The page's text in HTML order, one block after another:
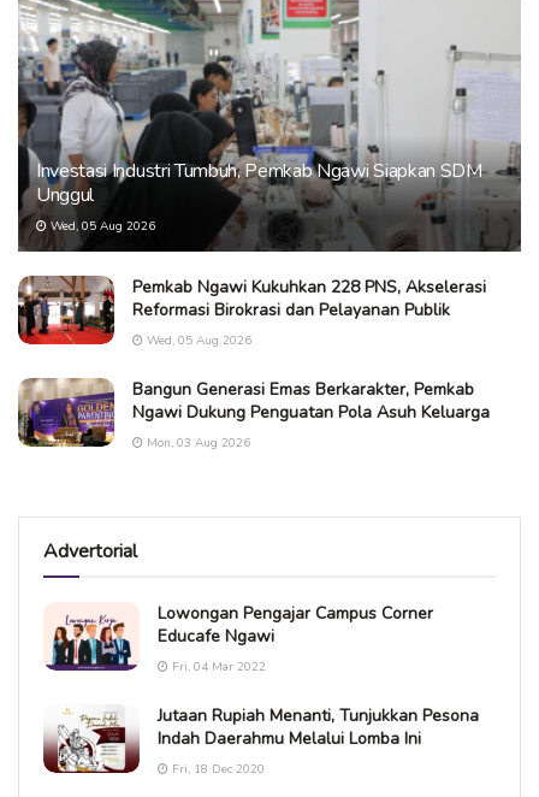
Investasi Industri Tumbuh, Pemkab Ngawi Siapkan SDM
Unggul
Wed, 05 Aug 2026
Pemkab Ngawi Kukuhkan 228 PNS, Akselerasi
Reformasi Birokrasi dan Pelayanan Publik
Wed, 05 Aug 2026
Bangun Generasi Emas Berkarakter, Pemkab
Ngawi Dukung Penguatan Pola Asuh Keluarga
Mon, 03 Aug 2026
Advertorial
Lowongan Pengajar Campus Corner
Educafe Ngawi
Fri, 04 Mar 2022
Jutaan Rupiah Menanti, Tunjukkan Pesona
Indah Daerahmu Melalui Lomba Ini
Fri, 18 Dec 2020